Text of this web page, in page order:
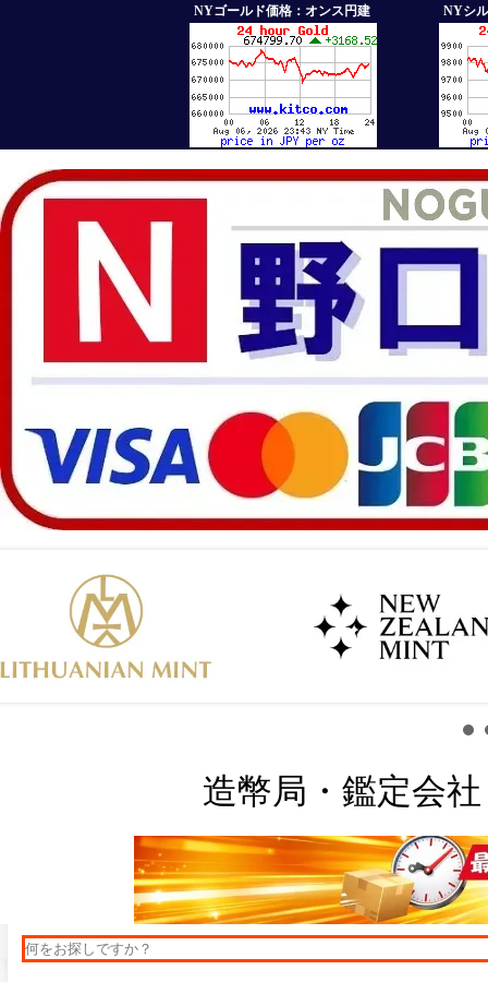
NYゴールド価格：オンス円建 NYシ
造幣局・鑑定会